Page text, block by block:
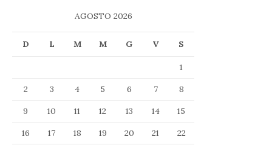
AGOSTO 2026
D L M M G V S
1
2
3 4 5 6 7
8
9
10 11 12 13 14
15
16
17 18 19 20 21
22